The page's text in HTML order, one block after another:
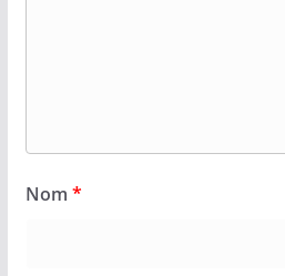
Nom *